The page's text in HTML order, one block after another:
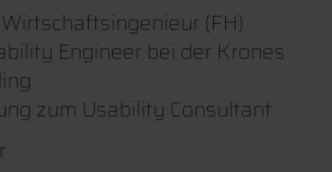
(FH)
Engineer bei der Krones
zum Usability Consultant